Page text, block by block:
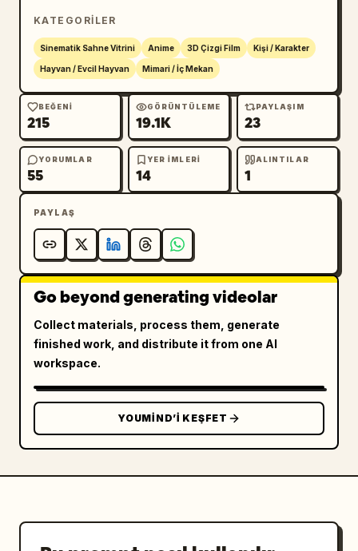
KATEGORILER
Sinematik Sahne Vitrini Anime 3D Çizgi Film Kişi / Karakter
Hayvan / Evcil Hayvan Mimari / İç Mekan
BEĞENI
215
GÖRÜNTÜLEME
19.1K
PAYLAŞIM
23
YORUMLAR
55
YER IMLERI
14
ALINTILAR
1
PAYLAŞ
Go beyond generating videolar
Collect materials, process them, generate
finished work, and distribute it from one AI
workspace.
YOUMIND’I KEŞFET